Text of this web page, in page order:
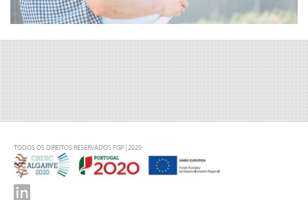
TODOS OS DIREITOS RESERVADOS FGP | 2020